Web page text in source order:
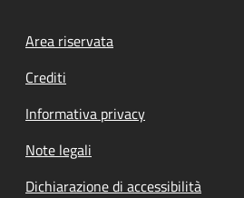
Footer menu
Area riservata
Crediti
Informativa privacy
Note legali
Dichiarazione di accessibilità